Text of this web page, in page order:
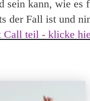
sein kann, wie es
der Fall ist und
Call teil - klicke